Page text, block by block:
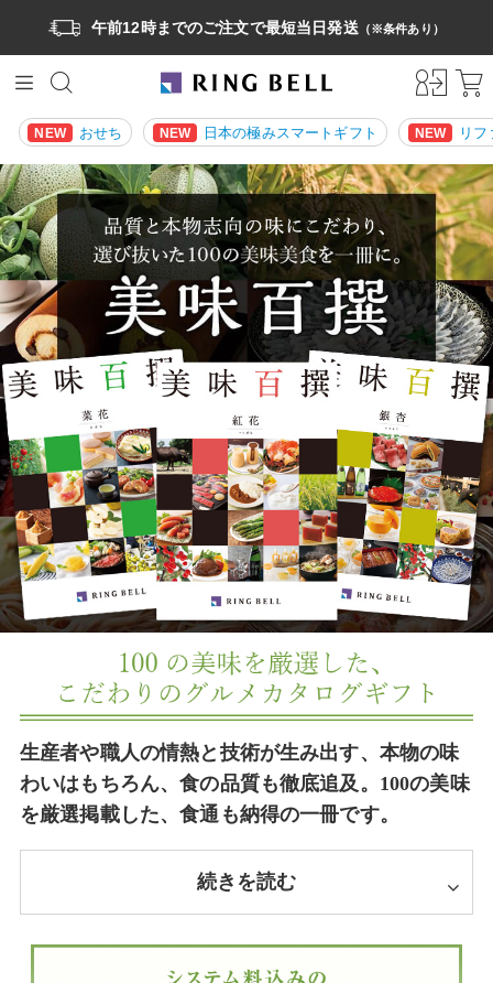
午前12時までのご注文で最短当日発送（※条件あり）
NEW おせち NEW 日本の極みスマートギフト NEW リ
生産者や職人の情熱と技術が生み出す、本物の味
わいはもちろん、食の品質も徹底追及。100の美味
を厳選掲載した、食通も納得の一冊です。
続きを読む